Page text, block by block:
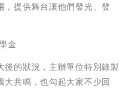
，提供舞台讓他們發光、發
金
的狀況，主辦單位特別錄製
大共鳴，也勾起大家不少回